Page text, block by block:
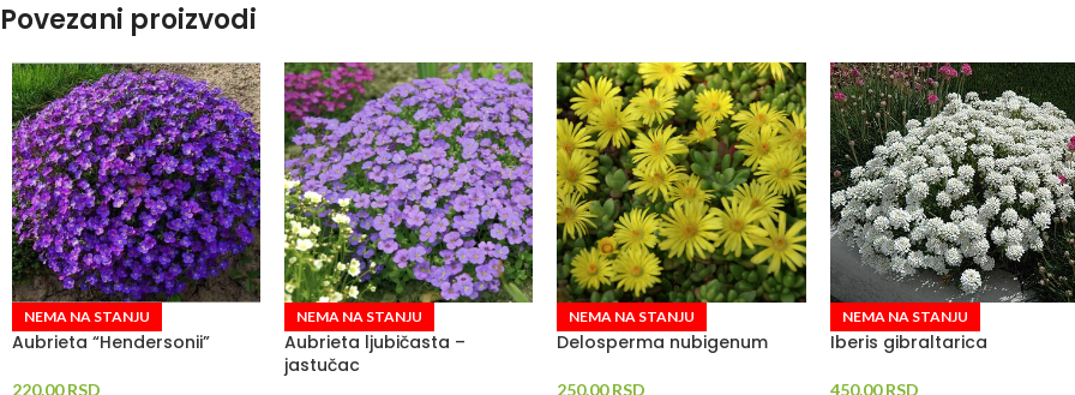
Povezani proizvodi
NEMA NA STANJU
Aubrieta “Hendersonii”
220.00RSD
NEMA NA STANJU
Aubrieta ljubičasta –
jastučac
NEMA NA STANJU
Delosperma nubigenum
250.00RSD
NEMA NA STANJU
Iberis gibraltarica
450.00RSD